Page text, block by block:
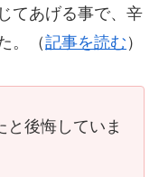
てあげる事で、辛
。（記事を読む ）
と後悔していま